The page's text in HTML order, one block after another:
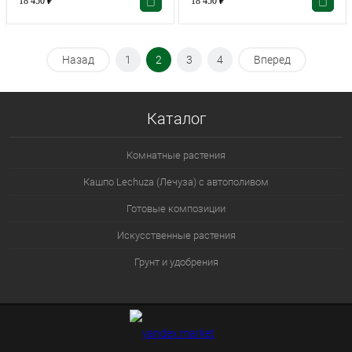
Назад 1 2 3 4 Вперед
Каталог
Комнатные растения
Кашпо Lechuza (Лечуза) с автополивом
Готовые композиции
Искусственные растения
Грунт и удобрения